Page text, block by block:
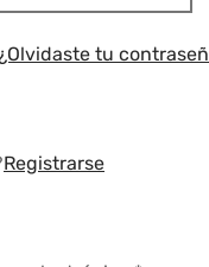
¿Olvidaste tu
Registrarse